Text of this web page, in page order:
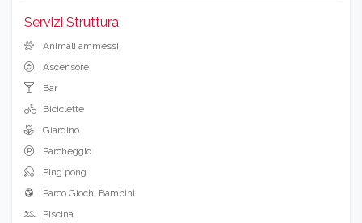
Servizi Struttura
Animali ammessi
Ascensore
Bar
Biciclette
Giardino
Parcheggio
Ping pong
Parco Giochi Bambini
Piscina